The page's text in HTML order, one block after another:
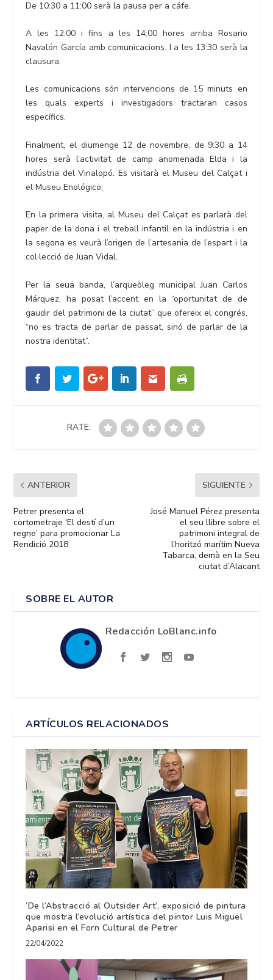
De 10:30 a 11:00 serà la pausa per a cáfe.
A les 12:00 i fins a les 14:00 hores arriba Rosario
Navalón García amb comunicacions. I a les 13:30 serà la
clausura.
Les comunicacions són intervencions de 15 minuts en
les quals experts i investigadors tractaran casos
específics.
Finalment, el diumenge 12 de novembre, de 9:30 a 14
hores serà l’activitat de camp anomenada Elda i la
indústria del Vinalopó. Es visitarà el Museu del Calçat i
el Museu Enológico.
En la primera visita, al Museu del Calçat es parlarà del
paper de la dona i el treball infantil en la indústria i en
la segona es veurà l’origen de l’artesania de l’espart i la
col·lecció de Juan Vidal.
Per la seua banda, l’arqueòleg municipal Juan Carlos
Márquez, ha posat l’accent en la “oportunitat de de
gaudir del patrimoni de la ciutat” que ofereix el congrés,
“no es tracta de parlar de passat, sinó de parlar de la
nostra identitat”.
RATE:
ANTERIOR
Petrer presenta el
cortometraje ‘El destí d’un
regne’ para promocionar La
Rendició 2018
SIGUIENTE
José Manuel Pérez presenta
el seu llibre sobre el
patrimoni integral de
l’horitzó marítim Nueva
Tabarca, demà en la Seu
ciutat d’Alacant
SOBRE EL AUTOR
Redacción LoBlanc.info
ARTÍCULOS RELACIONADOS
‘De l’Abstracció al Outsider Art’, exposició de pintura
que mostra l’evolució artística del pintor Luis Miguel
Aparisi en el Forn Cultural de Petrer
22/04/2022